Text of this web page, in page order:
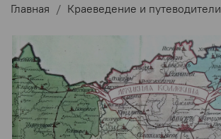
Главная Краеведение и путеводители